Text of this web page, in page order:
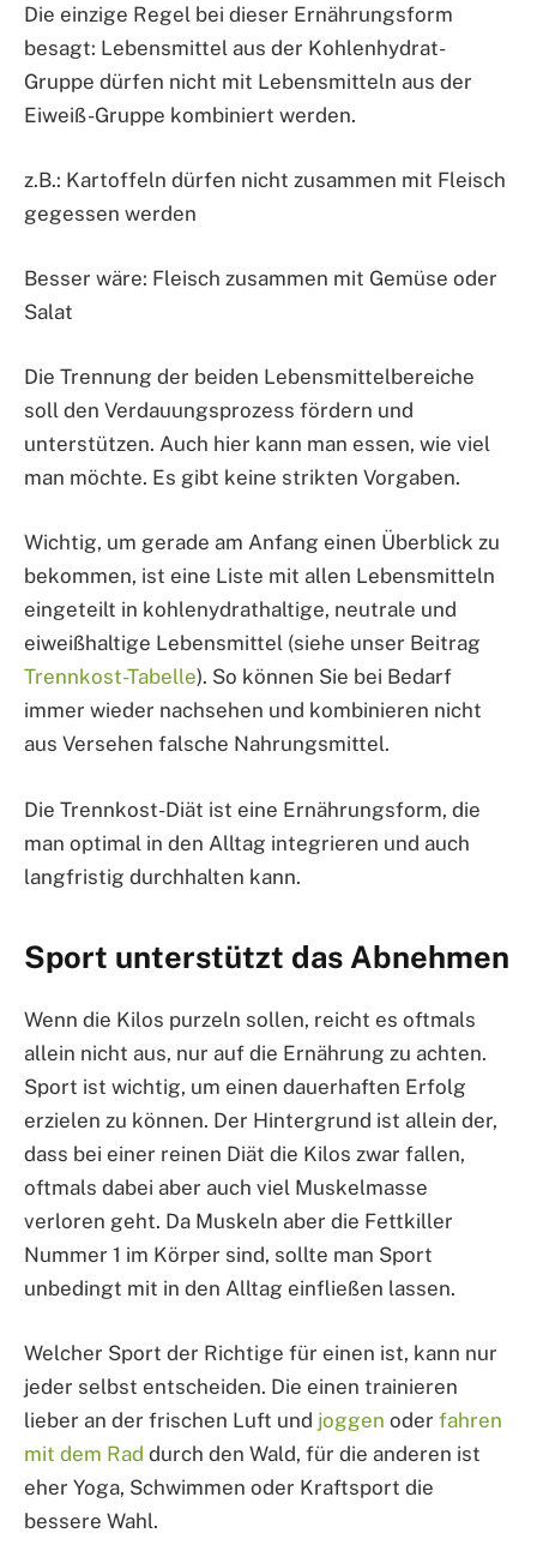
Die einzige Regel bei dieser Ernährungsform
besagt: Lebensmittel aus der Kohlenhydrat-
Gruppe dürfen nicht mit Lebensmitteln aus der
Eiweiß-Gruppe kombiniert werden.
z.B.: Kartoffeln dürfen nicht zusammen mit Fleisch
gegessen werden
Besser wäre: Fleisch zusammen mit Gemüse oder
Salat
Die Trennung der beiden Lebensmittelbereiche
soll den Verdauungsprozess fördern und
unterstützen. Auch hier kann man essen, wie viel
man möchte. Es gibt keine strikten Vorgaben.
Wichtig, um gerade am Anfang einen Überblick zu
bekommen, ist eine Liste mit allen Lebensmitteln
eingeteilt in kohlenydrathaltige, neutrale und
eiweißhaltige Lebensmittel (siehe unser Beitrag
Trennkost-Tabelle). So können Sie bei Bedarf
immer wieder nachsehen und kombinieren nicht
aus Versehen falsche Nahrungsmittel.
Die Trennkost-Diät ist eine Ernährungsform, die
man optimal in den Alltag integrieren und auch
langfristig durchhalten kann.
Sport unterstützt das Abnehmen
Wenn die Kilos purzeln sollen, reicht es oftmals
allein nicht aus, nur auf die Ernährung zu achten.
Sport ist wichtig, um einen dauerhaften Erfolg
erzielen zu können. Der Hintergrund ist allein der,
dass bei einer reinen Diät die Kilos zwar fallen,
oftmals dabei aber auch viel Muskelmasse
verloren geht. Da Muskeln aber die Fettkiller
Nummer 1 im Körper sind, sollte man Sport
unbedingt mit in den Alltag einfließen lassen.
Welcher Sport der Richtige für einen ist, kann nur
jeder selbst entscheiden. Die einen trainieren
lieber an der frischen Luft und joggen oder fahren
mit dem Rad durch den Wald, für die anderen ist
eher Yoga, Schwimmen oder Kraftsport die
bessere Wahl.